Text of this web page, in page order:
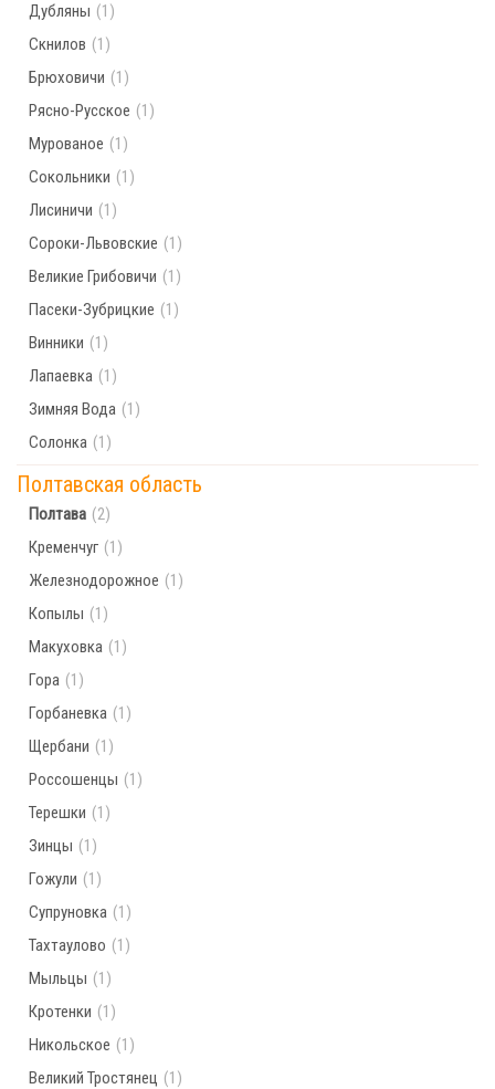
Дубляны (1)
Скнилов (1)
Брюховичи (1)
Рясно-Русское (1)
Мурованое (1)
Сокольники (1)
Лисиничи (1)
Сороки-Львовские (1)
Великие Грибовичи (1)
Пасеки-Зубрицкие (1)
Винники (1)
Лапаевка (1)
Зимняя Вода (1)
Солонка (1)
Полтавская область
Полтава (2)
Кременчуг (1)
Железнодорожное (1)
Копылы (1)
Макуховка (1)
Гора (1)
Горбаневка (1)
Щербани (1)
Россошенцы (1)
Терешки (1)
Зинцы (1)
Гожули (1)
Супруновка (1)
Тахтаулово (1)
Мыльцы (1)
Кротенки (1)
Никольское (1)
Великий Тростянец (1)